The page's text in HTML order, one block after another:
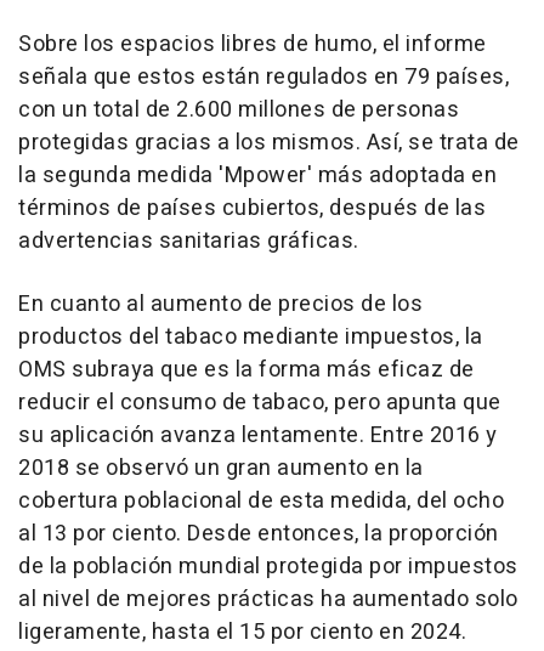
Sobre los espacios libres de humo, el informe
señala que estos están regulados en 79 países,
con un total de 2.600 millones de personas
protegidas gracias a los mismos. Así, se trata de
la segunda medida 'Mpower' más adoptada en
términos de países cubiertos, después de las
advertencias sanitarias gráficas.
En cuanto al aumento de precios de los
productos del tabaco mediante impuestos, la
OMS subraya que es la forma más eficaz de
reducir el consumo de tabaco, pero apunta que
su aplicación avanza lentamente. Entre 2016 y
2018 se observó un gran aumento en la
cobertura poblacional de esta medida, del ocho
al 13 por ciento. Desde entonces, la proporción
de la población mundial protegida por impuestos
al nivel de mejores prácticas ha aumentado solo
ligeramente, hasta el 15 por ciento en 2024.